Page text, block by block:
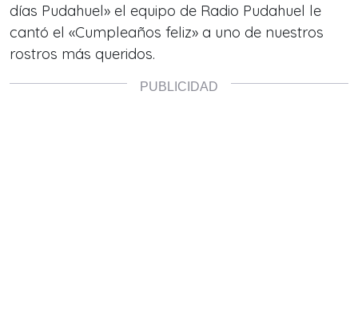
días Pudahuel» el equipo de Radio Pudahuel le
cantó el «Cumpleaños feliz» a uno de nuestros
rostros más queridos.